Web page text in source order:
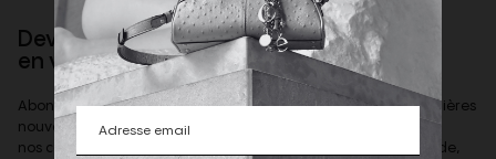
Devenez client privilège
en vous inscrivant à la newsletter
Abonnez-vous à notre newsletter afin d'être informé des dernières
nouveautés de la boutique,
nos coups de coeur et offres privilèges & recevoir, sur demande,